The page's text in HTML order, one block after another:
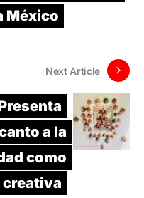
México
Next Article
a la
como